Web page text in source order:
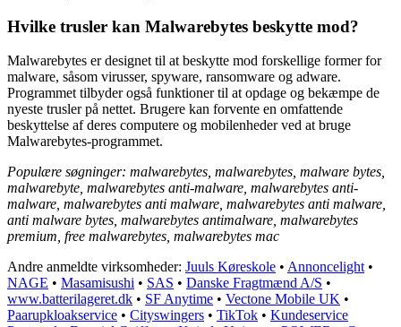
Hvilke trusler kan Malwarebytes beskytte mod?
Malwarebytes er designet til at beskytte mod forskellige former for
malware, såsom virusser, spyware, ransomware og adware.
Programmet tilbyder også funktioner til at opdage og bekæmpe de
nyeste trusler på nettet. Brugere kan forvente en omfattende
beskyttelse af deres computere og mobilenheder ved at bruge
Malwarebytes-programmet.
Populære søgninger: malwarebytes, malwarebytes, malware bytes,
malwarebyte, malwarebytes anti-malware, malwarebytes anti-
malware, malwarebytes anti malware, malwarebytes anti malware,
anti malware bytes, malwarebytes antimalware, malwarebytes
premium, free malwarebytes, malwarebytes mac
Andre anmeldte virksomheder: Juuls Køreskole • Annoncelight•
NAGE • Masamisushi • SAS • Danske Fragtmænd A/S •
www.batterilageret.dk • SF Anytime • Vectone Mobile UK •
Paarupkloakservice • Cityswingers • TikTok • Kundeservice